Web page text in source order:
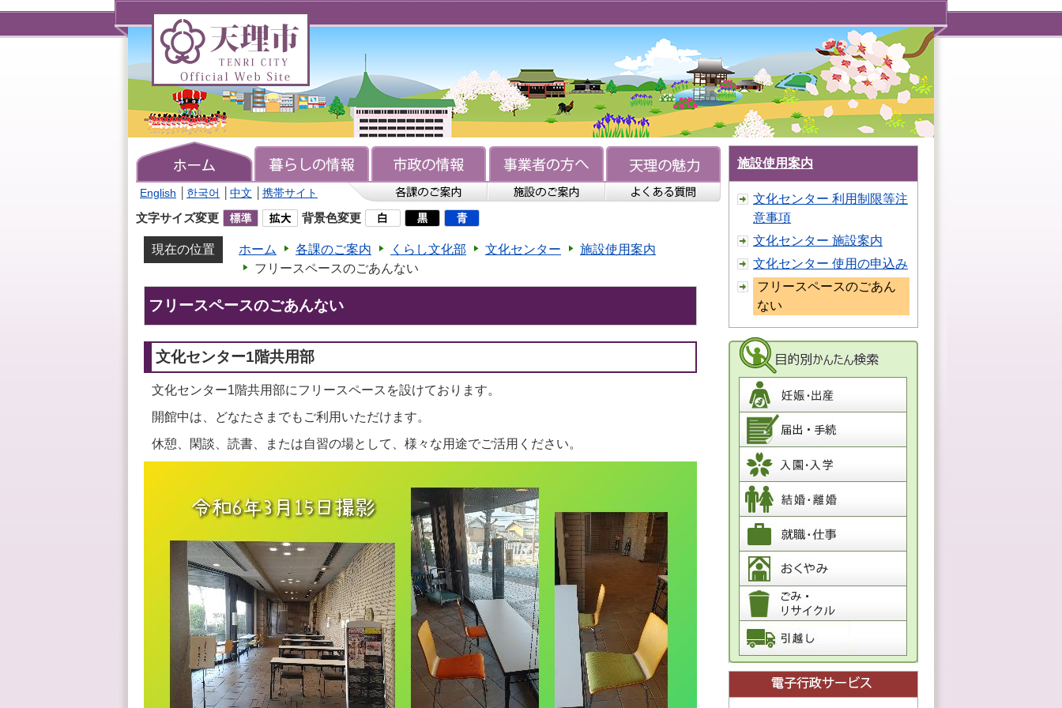
理
TENRI
Official
Site
English 한국어 中文 携帯サイト
文字サイズ変更 背景色変更
現在の位置 ホーム 各課のご案内 くらし文化部 文化センター
施設使用案内
フリースペースのごあんない
フリースペースのごあんない
文化センター1階共用部
文化センター1階共用部にフリースペースを設けております。
開館中は、どなたさまでもご利用いただけます。
休憩、閑談、読書、または自習の場として、様々な用途でご活用ください。
施設使用案内
文化センター 利用制限等注
意事項
文化センター 施設案内
文化センター 使用の申込み
フリースペースのごあん
ない